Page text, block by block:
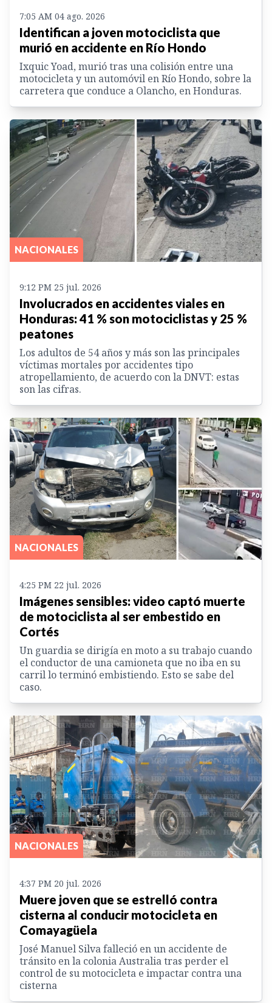
7:05 AM 04 ago. 2026
Identifican a joven motociclista que
murió en accidente en Río Hondo
Ixquic Yoad, murió tras una colisión entre una
motocicleta y un automóvil en Río Hondo, sobre la
carretera que conduce a Olancho, en Honduras.
NACIONALES
9:12 PM 25 jul. 2026
Involucrados en accidentes viales en
Honduras: 41 % son motociclistas y 25 %
peatones
Los adultos de 54 años y más son las principales
víctimas mortales por accidentes tipo
atropellamiento, de acuerdo con la DNVT: estas
son las cifras.
NACIONALES
4:25 PM 22 jul. 2026
Imágenes sensibles: video captó muerte
de motociclista al ser embestido en
Cortés
Un guardia se dirigía en moto a su trabajo cuando
el conductor de una camioneta que no iba en su
carril lo terminó embistiendo. Esto se sabe del
caso.
NACIONALES
4:37 PM 20 jul. 2026
Muere joven que se estrelló contra
cisterna al conducir motocicleta en
Comayagüela
José Manuel Silva falleció en un accidente de
tránsito en la colonia Australia tras perder el
control de su motocicleta e impactar contra una
cisterna